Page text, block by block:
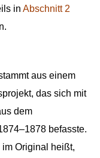
in Abschnitt 2
aus einem
das sich mit
dem
befasste.
im Original heißt,